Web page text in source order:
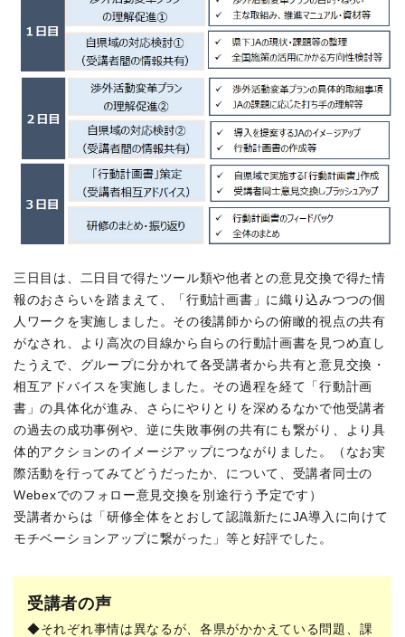
三日目は、二日目で得たツール類や他者との意見交換で得た情
報のおさらいを踏まえて、「行動計画書」に織り込みつつの個
人ワークを実施しました。その後講師からの俯瞰的視点の共有
がなされ、より高次の目線から自らの行動計画書を見つめ直し
たうえで、グループに分かれて各受講者から共有と意見交換・
相互アドバイスを実施しました。その過程を経て「行動計画
書」の具体化が進み、さらにやりとりを深めるなかで他受講者
の過去の成功事例や、逆に失敗事例の共有にも繋がり、より具
体的アクションのイメージアップにつながりました。（なお実
際活動を行ってみてどうだったか、について、受講者同士の
Webexでのフォロー意見交換を別途行う予定です）
受講者からは「研修全体をとおして認識新たにJA導入に向けて
モチベーションアップに繋がった」等と好評でした。
受講者の声
◆それぞれ事情は異なるが、各県がかかえている問題、課